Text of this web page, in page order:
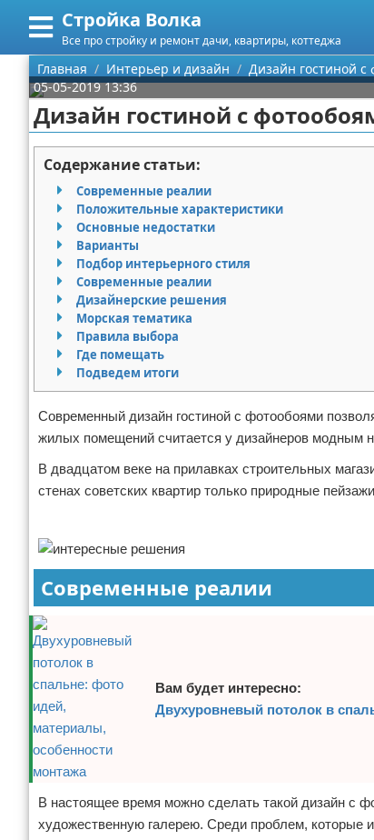
Стройка Волка
Все про стройку и ремонт дачи, квартиры, коттеджа
Меню
Главная
Категории
Строительство
Мебель
Интерьер и дизайн
Дизайн дачи
Дизайн квартиры
Кухня
Посуда
Ремонт
Ремонт дачи
Ремонт квартиры
Инструменты
Ванная
Домашний быт
Коммунальные услуги
Безопасность
Стройматериалы
Разное
Поиск
О проекте
Контакты
Сотрудничество
Размещение рекламы
Для правообладателей
Условия предоставления информации
Отказ от ответственности
Главная Интерьер и дизайн
Дизайн гостиной
05-05-2019 13:36
Дизайн гостиной с
Содержание статьи:
Современные реалии
Положительные характеристики
Основные недостатки
Варианты
Подбор интерьерного стиля
Современные реалии
Дизайнерские решения
Морская тематика
Правила выбора
Где помещать
Подведем итоги
Современный дизайн гостиной с фотообоями
жилых помещений считается у дизайнеров модным
В двадцатом веке на прилавках строительных
стенах советских квартир только природные
Современные реалии
Вам будет интересно:
Двухуровневый потолок в
В настоящее время можно сделать такой дизайн с
художественную галерею. Среди проблем, которые